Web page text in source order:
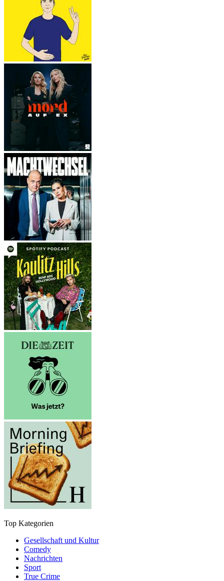
Top Kategorien
Gesellschaft und Kultur
Comedy
Nachrichten
Sport
True Crime